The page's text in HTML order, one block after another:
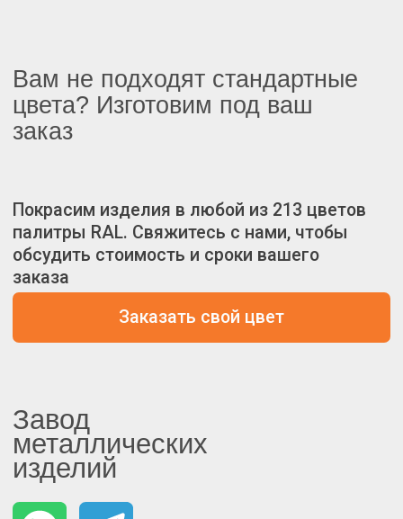
Корзина
Наборы коннекторов для бруса
Коннекторы для бруса
Вентиляционные решётки
Политика конфиденциальности
Разработка сайта
Завод
металлических
изделий